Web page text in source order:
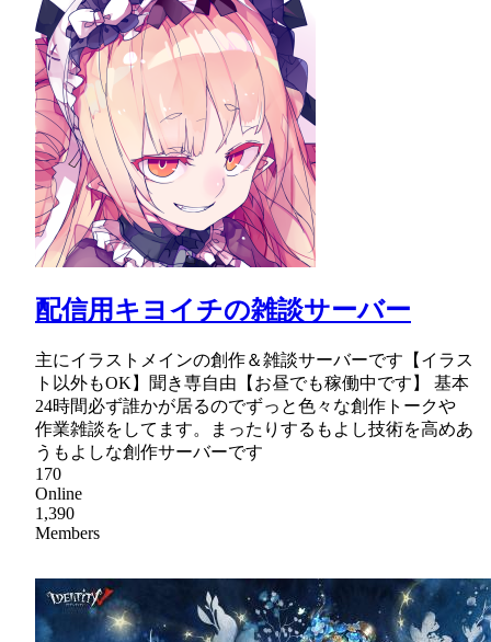
配信用キヨイチの雑談サーバー
主にイラストメインの創作＆雑談サーバーです【イラス
ト以外もOK】聞き専自由【お昼でも稼働中です】 基本
24時間必ず誰かが居るのでずっと色々な創作トークや
作業雑談をしてます。まったりするもよし技術を高めあ
うもよしな創作サーバーです
170
Online
1,390
Members